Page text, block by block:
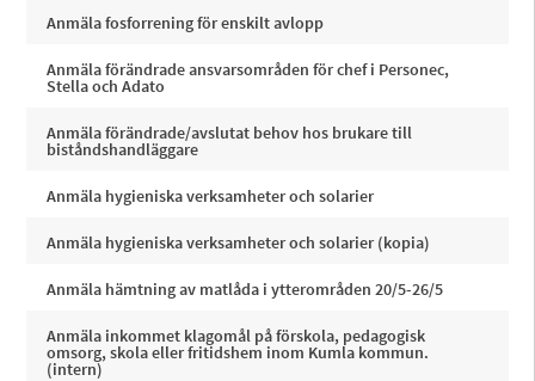
Anmäla fosforrening för enskilt avlopp
Anmäla förändrade ansvarsområden för chef i Personec,
Stella och Adato
Anmäla förändrade/avslutat behov hos brukare till
biståndshandläggare
Anmäla hygieniska verksamheter och solarier
Anmäla hygieniska verksamheter och solarier (kopia)
Anmäla hämtning av matlåda i ytterområden 20/5-26/5
Anmäla inkommet klagomål på förskola, pedagogisk
omsorg, skola eller fritidshem inom Kumla kommun.
(intern)